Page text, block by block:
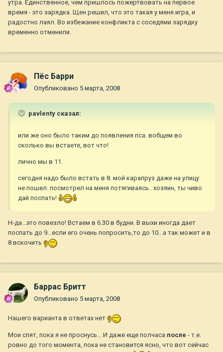
утра. Единственное, чем пришлось пожертвовать на первое
время - это зарядка. Щен решил, что это такая у меня игра, и
радостно лаял. Во избежание конфликта с соседями зарядку
временно отменили.
Пёс Барри
Опубликовано 5 марта, 2008
pavlenty сказал:
или же оно было таким до появления пса. вобщем во
сколько вы встаете, вот что!
лично мы в 11.
сегодня надо было встать в 8. мой карапруз даже на улицу
не пошел. посмотрел на меня потягиваясь.. хозяин, ты чиво
дай поспать!
Н-да...это повезло! Встаем в 6.30 в будни. В выхи иногда дает
поспать до 9...если его очень попросить,то до 10...а так может и в
8 вскочить
Баррас Бритт
Опубликовано 5 марта, 2008
Нашего варианта в ответах нет
Мои спят, пока я не проснусь... И даже еще полчаса после - т.е.
ровно до того момента, пока не становится ясно, что вот сейчас